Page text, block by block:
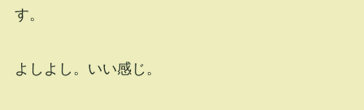
す。
よしよし。いい感じ。